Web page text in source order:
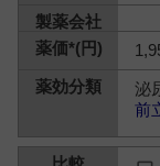
泌
前